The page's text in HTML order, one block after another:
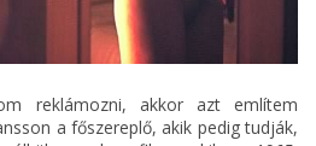
reklámozni, akkor azt említem
a főszereplő, akik pedig tudják,